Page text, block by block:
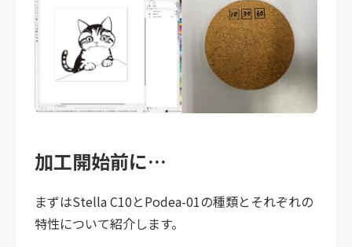
加工開始前に…
まずはStella C10とPodea-01の種類とそれぞれの
特性について紹介します。